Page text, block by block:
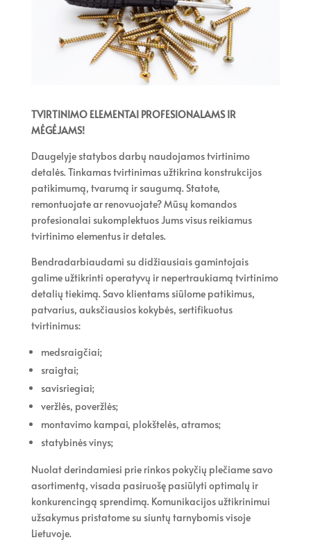
TVIRTINIMO ELEMENTAI PROFESIONALAMS IR
MĖGĖJAMS!
Daugelyje statybos darbų naudojamos tvirtinimo
detalės. Tinkamas tvirtinimas užtikrina konstrukcijos
patikimumą, tvarumą ir saugumą. Statote,
remontuojate ar renovuojate? Mūsų komandos
profesionalai sukomplektuos Jums visus reikiamus
tvirtinimo elementus ir detales.
Bendradarbiaudami su didžiausiais gamintojais
galime užtikrinti operatyvų ir nepertraukiamą tvirtinimo
detalių tiekimą. Savo klientams siūlome patikimus,
patvarius, auksčiausios kokybės, sertifikuotus
tvirtinimus:
medsraigčiai;
sraigtai;
savisriegiai;
veržlės, poveržlės;
montavimo kampai, plokštelės, atramos;
statybinės vinys;
Nuolat derindamiesi prie rinkos pokyčių plečiame savo
asortimentą, visada pasiruošę pasiūlyti optimalų ir
konkurencingą sprendimą. Komunikacijos užtikrinimui
užsakymus pristatome su siuntų tarnybomis visoje
Lietuvoje.